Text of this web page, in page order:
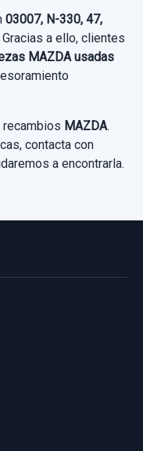
ACTIVE+
03007, N-330, 47,
Gracias a ello, clientes
MAZDA usadas
MAZDA.
contacta con
a encontrarla.